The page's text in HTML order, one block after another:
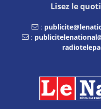
Lisez le
:
: